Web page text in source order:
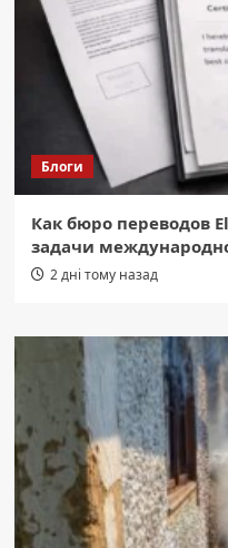
Блоги
Как бюро переводов
задачи
2 дні тому назад